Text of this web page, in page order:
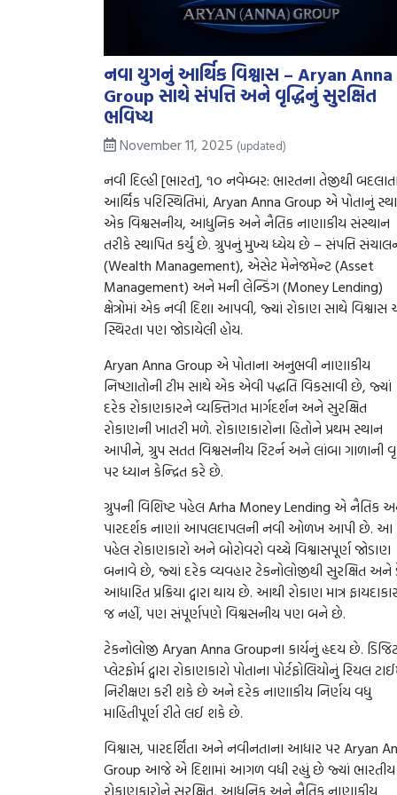
નવા યુગનું આર્થિક વિશ્વાસ – Aryan Anna
Group સાથે સંપત્તિ અને વૃદ્ધિનું સુરક્ષિત
ભવિષ્ય
November 11, 2025 (updated)
નવી દિલ્હી [ભારત], ૧૦ નવેમ્બર: ભારતના તેજીથી બદલાતા
આર્થિક પરિસ્થિતિમાં, Aryan Anna Group એ પોતાનું
એક વિશ્વસનીય, આધુનિક અને નૈતિક નાણાકીય સંસ્થાન
તરીકે સ્થાપિત કર્યું છે. ગ્રુપનું મુખ્ય ધ્યેય છે – સંપત્તિ
(Wealth Management), એસેટ મેનેજમેન્ટ (Asset
Management) અને મની લેન્ડિંગ (Money Lending)
ક્ષેત્રોમાં એક નવી દિશા આપવી, જ્યાં રોકાણ સાથે
સ્થિરતા પણ જોડાયેલી હોય.
Aryan Anna Group એ પોતાના અનુભવી નાણાકીય
નિષ્ણાતોની ટીમ સાથે એક એવી પદ્ધતિ વિકસાવી છે, જ્યાં
દરેક રોકાણકારને વ્યક્તિગત માર્ગદર્શન અને સુરક્ષિત
રોકાણની ખાતરી મળે. રોકાણકારોના હિતોને પ્રથમ સ્થાન
આપીને, ગ્રુપ સતત વિશ્વસનીય રિટર્ન અને લાંબા ગાળાની
પર ધ્યાન કેન્દ્રિત કરે છે.
ગ્રુપની વિશિષ્ટ પહેલ Arha Money Lending એ નૈતિક
પારદર્શક નાણાં આપલદાપલની નવી ઓળખ આપી છે. આ
પહેલ રોકાણકારો અને બોરોવરો વચ્ચે વિશ્વાસપૂર્ણ જોડાણ
બનાવે છે, જ્યાં દરેક વ્યવહાર ટેકનોલોજીથી સુરક્ષિત અને
આધારિત પ્રક્રિયા દ્વારા થાય છે. આથી રોકાણ માત્ર
જ નહીં, પણ સંપૂર્ણપણે વિશ્વસનીય પણ બને છે.
ટેકનોલોજી Aryan Anna Groupના કાર્યનું હૃદય છે.
પ્લેટફોર્મ દ્વારા રોકાણકારો પોતાના પોર્ટફોલિયોનું રિયલ
નિરીક્ષણ કરી શકે છે અને દરેક નાણાકીય નિર્ણય વધુ
માહિતીપૂર્ણ રીતે લઈ શકે છે.
વિશ્વાસ, પારદર્શિતા અને નવીનતાના આધાર પર Aryan
Group આજે એ દિશામાં આગળ વધી રહ્યું છે જ્યાં ભારતીય
રોકાણકારોને સુરક્ષિત, આધુનિક અને નૈતિક નાણાકીય